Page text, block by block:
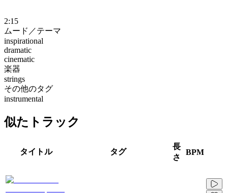
2:15
ムード／テーマ
inspirational
dramatic
cinematic
楽器
strings
その他のタグ
instrumental
似たトラック
タイトル タグ
長
さ
BPM